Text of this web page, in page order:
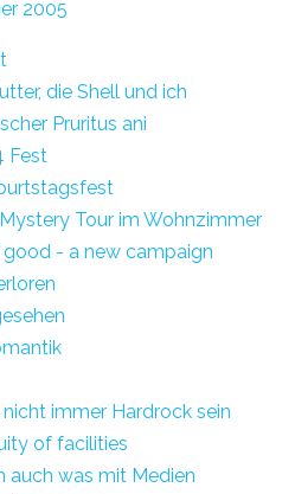
2005
die Shell und ich
Pruritus ani
Fest
Tour im Wohnzimmer
- a new campaign
nicht immer Hardrock sein
of facilities
auch was mit Medien